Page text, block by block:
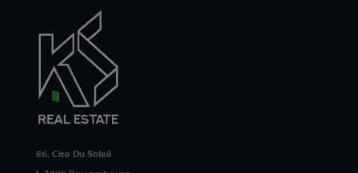
86, Cite Du Soleil